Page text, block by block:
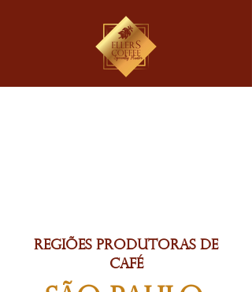
REGIÕES PRODUTORAS DE
CAFÉ